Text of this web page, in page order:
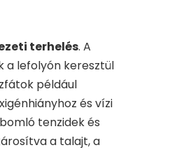
terhelés. A
a lefolyón keresztül
például
és vízi
tenzidek és
a talajt, a